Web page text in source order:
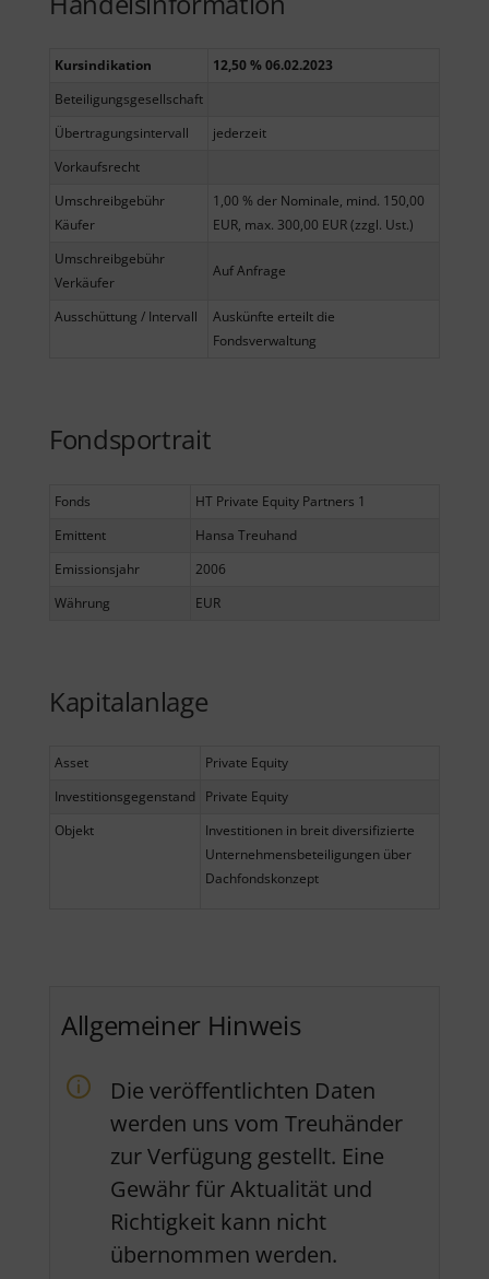
Kursindikation
12,50 % 06.02.2023
Beteiligungsgesellschaft
Übertragungsintervall
jederzeit
Vorkaufsrecht
Umschreibgebühr
Käufer
1,00 % der Nominale, mind. 150,00
EUR, max. 300,00 EUR (zzgl. Ust.)
Umschreibgebühr
Verkäufer
Auf Anfrage
Ausschüttung / Intervall
Auskünfte erteilt die
Fondsverwaltung
Fondsportrait
Fonds
HT Private Equity Partners 1
Emittent
Hansa Treuhand
Emissionsjahr
2006
Währung
EUR
Kapitalanlage
Asset
Private Equity
Investitionsgegenstand
Private Equity
Objekt
Investitionen in breit diversifizierte
Unternehmensbeteiligungen über
Dachfondskonzept
Allgemeiner Hinweis
Die veröffentlichten Daten
werden uns vom Treuhänder
zur Verfügung gestellt. Eine
Gewähr für Aktualität und
Richtigkeit kann nicht
übernommen werden.